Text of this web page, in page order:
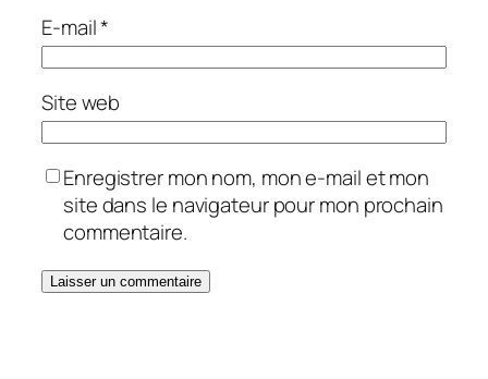
E-mail*
Site web
Enregistrer mon nom, mon e-mail et mon
site dans le navigateur pour mon prochain
commentaire.